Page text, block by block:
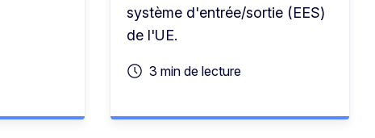
système d'entrée/sortie (EES)
de l'UE.
3 min de lecture